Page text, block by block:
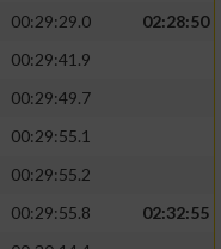
00:29:29.0
02:28:50
00:29:41.9
00:29:49.7
00:29:55.1
00:29:55.2
00:29:55.8
02:32:55